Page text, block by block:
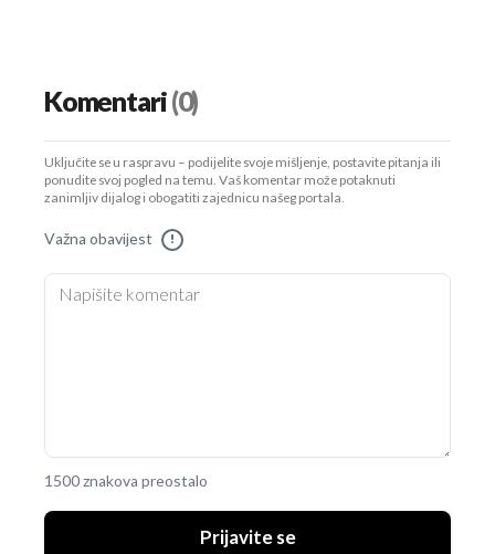
Komentari(0)
Uključite se u raspravu – podijelite svoje mišljenje, postavite pitanja ili
ponudite svoj pogled na temu. Vaš komentar može potaknuti
zanimljiv dijalog i obogatiti zajednicu našeg portala.
Važna obavijest !
1500 znakova preostalo
Prijavite se